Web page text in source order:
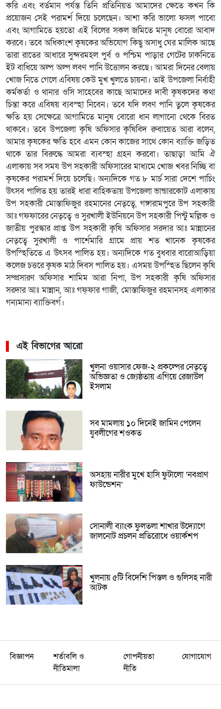
করি এবং বর্তমান পর্যন্ত তিনি প্রতিনিয়ত আমাদের ক্ষেতে কখন কি
প্রয়োজন সেই পরামর্শ দিয়ে চলেছেন। আশা করি ভালো ফসল পাবো
এবং আগামিতে হয়তো এই বিলের সকল জমিতে মানূষ বোরো আবাদ
করবে। তবে অধিকাংশ কৃষকের অভিযোগ কিছু অসাধু ঘের মালিক আছে
তারা রাতের আধারে সুন্দরমহল পুর্ব ও পশ্চিম পাড়ার গেটের ঢাকনিতে
ইট বাধিয়ে অল্প অল্প লবণ পানি উত্তোলন করছে। আমরা দিনের বেলায়
খোজ নিতে গেলে এবিষয় কেউ মুখ খুলতে চায়না। তাই উপজেলা নির্বাহী
কর্মকর্তা ও থানার ওসি সাহেবের কাছে আমাদের দাবী কৃষকদের কথা
চিন্তা করে এবিষয় ব্যবস্হা নিবেন। তবে যদি লবণ পানি তুলে কৃষকের
ক্ষতি হয় সেক্ষেত্রে আগামিতে মানুষ বোরো ধান লাগানো থেকে বিরত
থাকবে। তবে উপজেলা কৃষি অফিসার কৃষিবিদ রুবায়েত আরা বলেন,
আমার কৃষকের ক্ষতি হবে এমন কোন কাজের সাথে কোন ব্যাক্তি জড়িত
থাকে তার বিরুদ্ধে আমরা ব্যবস্হা গ্রহন করবো। তাছাড়া আমি ঐ
এলাকায় সব সময উপ সহকারী অফিসারের মাধ্যমে খোজ খবর নিচ্ছি বা
কৃষকের পরামর্শ দিয়ে চলেছি। অন্যদিকে গত ৮ মার্চ সারা দেশে পাচিং
উৎসব পালিত হয় তারই ধারা বাহিকতায় উপজেলা ভান্ডারকোট এলাকায়
উপ সহকারী মোস্তাফিজুর রহমানের নেতৃত্বে, গঙ্গারামপুরে উপ সহকারী
আঃ গফফারের নেতৃত্বে ও সুরখালী ইউনিয়নে উপ সহকারী পিন্টু মল্লিক ও
জাতীয় পুরস্কার প্রাপ্ত উপ সহকারী কৃষি অফিসার সরদার আঃ মান্নানের
নেতৃত্বে সুরখালী ও পার্শেমারি গ্রামে প্রায় শত খানেক কৃষকের
উপস্হিতিতে এ উৎসব পালিত হয়। অন্যদিকে গত বুধবার বারোআড়িয়া
কলেজ চত্তরে কৃষক মাঠ দিবস পালিত হয়। এসময় উপস্হিত ছিলেন কৃষি
সম্প্রসারণ অফিসার শামিম আরা নিপা, উপ সহকারী কৃষি অফিসার
সরদার আঃ মান্নান, আঃ গফ্ফার গাজী, মোস্তাফিজুর রহমানসহ এলাকার
গন্যমান্য ব্যাক্তিবর্গ।
এই বিভাগের আরো
খুলনা ওয়াসার ফেজ-২ প্রকল্পের নেতৃত্বে
অভিজ্ঞতা ও জ্যেষ্ঠতায় এগিয়ে রেজাউল
ইসলাম
সব মামলায় ১০ দিনেই জামিন পেলেন
যুবলীগের শওকত
অসহায় নারীর মুখে হাসি ফুটালো ‘নবপ্রাণ
ফাউন্ডেশন’
সোনালী ব্যাংক ফুলতলা শাখার উদ্যোগে
জালনোট প্রচলন প্রতিরোধে ওয়ার্কশপ
খুলনায় ৫টি বিদেশি পিস্তল ও গুলিসহ নারী
আটক
বিজ্ঞাপন
শর্তাবলি ও
নীতিমালা
গোপনীয়তা
নীতি
যোগাযোগ